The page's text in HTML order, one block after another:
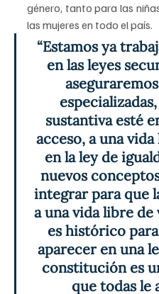
género, tanto para las
las mujeres en todo el país.
“Estamos ya
en las leyes
sustantiva esté
acceso, a una
en la ley de
nuevos
integrar para que
a una vida libre
es histórico
aparecer en una
constitución es
que todas le